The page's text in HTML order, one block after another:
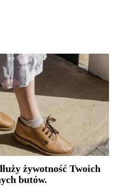
żywotność Twoich
butów.